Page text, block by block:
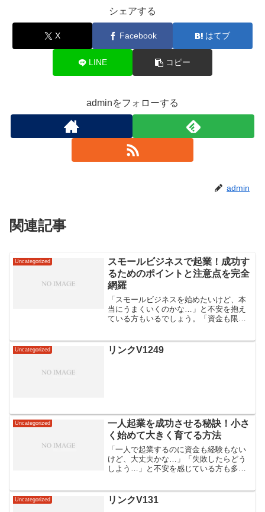
シェアする
X Facebook はてブ
LINE コピー
adminをフォローする
admin
関連記事
Uncategorized
スモールビジネスで起業！成功す
るためのポイントと注意点を完全
網羅
「スモールビジネスを始めたいけど、本
当にうまくいくのかな…」と不安を抱え
ている方もいるでしょう。「資金も限ら
ジネスで成功を収めるためには、綿密な
計画と適切な戦略が不可欠...
Uncategorized リンクV1249
Uncategorized
一人起業を成功させる秘訣！小さ
く始めて大きく育てる方法
「一人で起業するのに資金も経験もない
けど、大丈夫かな…」「失敗したらどう
しよう…」と不安を感じている方も多い
りません。むしろ、小さく始めて徐々に
ビジネスを成長させていく...
Uncategorized リンクV131